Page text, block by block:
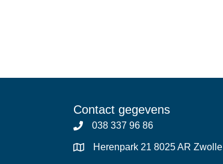
de
Contact gegevens
038 337 96 86
Herenpark 21 8025 AR Zwolle